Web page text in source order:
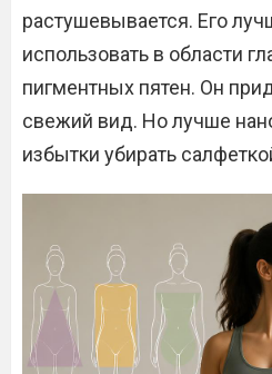
растушевывается. Его
использовать в области
пигментных пятен. Он
свежий вид. Но лучше
избытки убирать